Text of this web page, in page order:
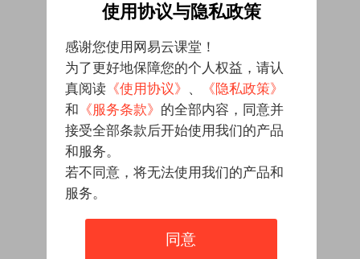
使用协议与隐私政策
感谢您使用网易云课堂！
为了更好地保障您的个人权益，请认
真阅读 《使用协议》 、
《隐私政策》
和 《服务条款》 的全部内容，同意并
接受全部条款后开始使用我们的产品
和服务。
若不同意，将无法使用我们的产品和
服务。
同意